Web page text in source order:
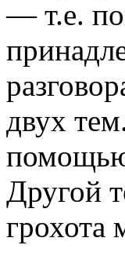
— т.е.
двух
помощью
Другой